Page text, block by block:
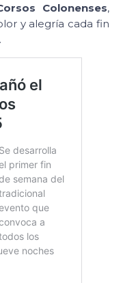
Colonenses,
y alegría cada fin